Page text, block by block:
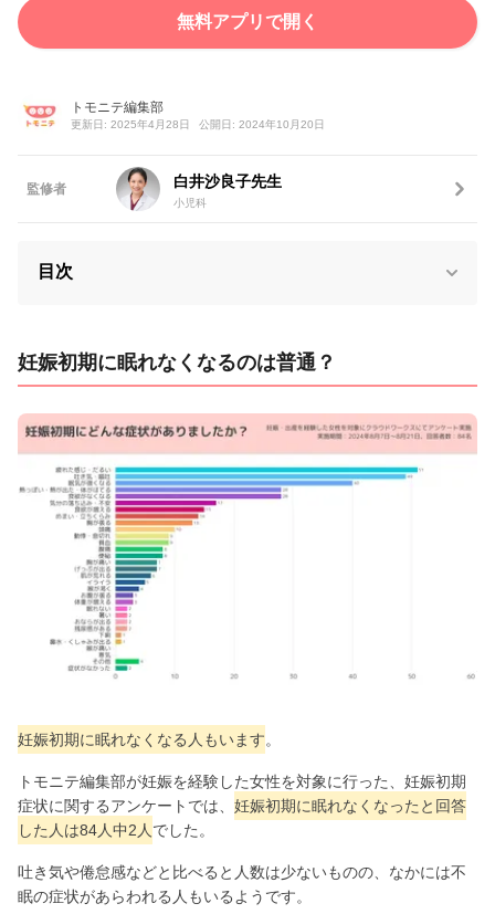
無料アプリで開く
トモニテ編集部
更新日: 2025年4月28日 公開日: 2024年10月20日
監修者 白井沙良子先生
小児科
目次
妊娠初期に眠れなくなるのは普通？
妊娠初期に眠れなくなる人もいます。
トモニテ編集部が妊娠を経験した女性を対象に行った、妊娠初期
症状に関するアンケートでは、 妊娠初期に眠れなくなったと回答
した人は84人中2人 でした。
吐き気や倦怠感などと比べると人数は少ないものの、なかには不
眠の症状があらわれる人もいるようです。